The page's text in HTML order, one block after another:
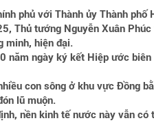
phủ với Thành ủy Thành phố
Thủ tướng Nguyễn Xuân
minh, hiện đại.
năm ngày ký kết Hiệp ước
con sông ở khu vực Đồng
lũ muộn.
nền kinh tế nước này vẫn